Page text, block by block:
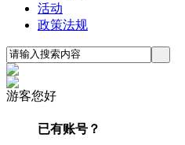
活动
政策法规
游客您好
已有账号？